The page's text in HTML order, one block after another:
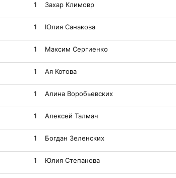
1 Захар Климовр
1 Юлия Санакова
1 Максим Сергиенко
1 Ая Котова
1 Алина Воробьевских
1 Алексей Талмач
1 Богдан Зеленских
1 Юлия Степанова